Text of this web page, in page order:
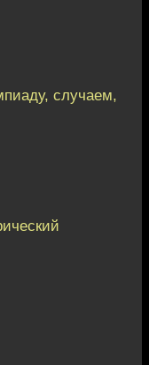
случаем,